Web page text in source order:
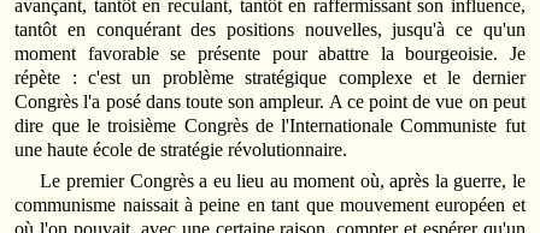
avançant, tantôt en reculant, tantôt en raffermissant son influence,
tantôt en conquérant des positions nouvelles, jusqu'à ce qu'un
moment favorable se présente pour abattre la bourgeoisie. Je
répète : c'est un problème stratégique complexe et le dernier
Congrès l'a posé dans toute son ampleur. A ce point de vue on peut
dire que le troisième Congrès de l'Internationale Communiste fut
une haute école de stratégie révolutionnaire.
Le premier Congrès a eu lieu au moment où, après la guerre, le
communisme naissait à peine en tant que mouvement européen et
où l'on pouvait, avec une certaine raison, compter et espérer qu'un